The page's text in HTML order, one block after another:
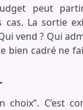
peut
La sortie
vend ? Qui
bien cadré ne
C’est